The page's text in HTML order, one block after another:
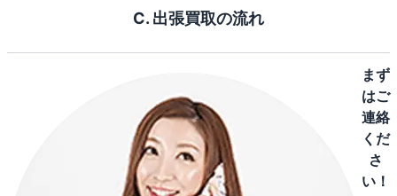
C. 出張買取の流れ
まず
はご
連絡
くだ
さ
い！